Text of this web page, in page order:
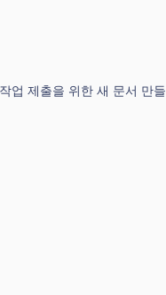
작업 제출을 위한 새 문서 만